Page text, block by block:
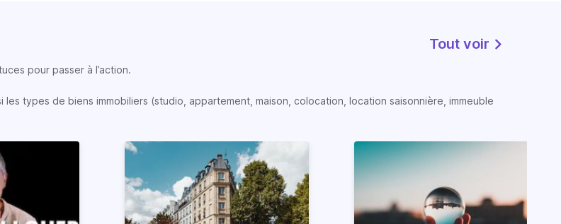
Tout voir
pour passer à l’action.
les types de biens immobiliers (studio, appartement, maison, colocation, location saisonnière, immeuble